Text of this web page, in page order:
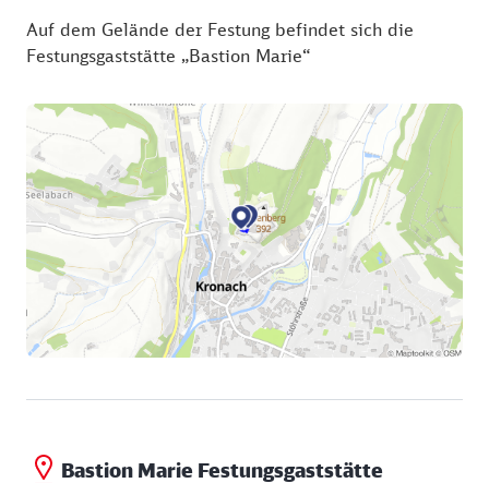
Auf dem Gelände der Festung befindet sich die
Festungsgaststätte „Bastion Marie“
Bastion Marie Festungsgaststätte